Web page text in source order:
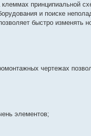
принципиальной
и поиске
быстро изменять
чертежах
элементов;